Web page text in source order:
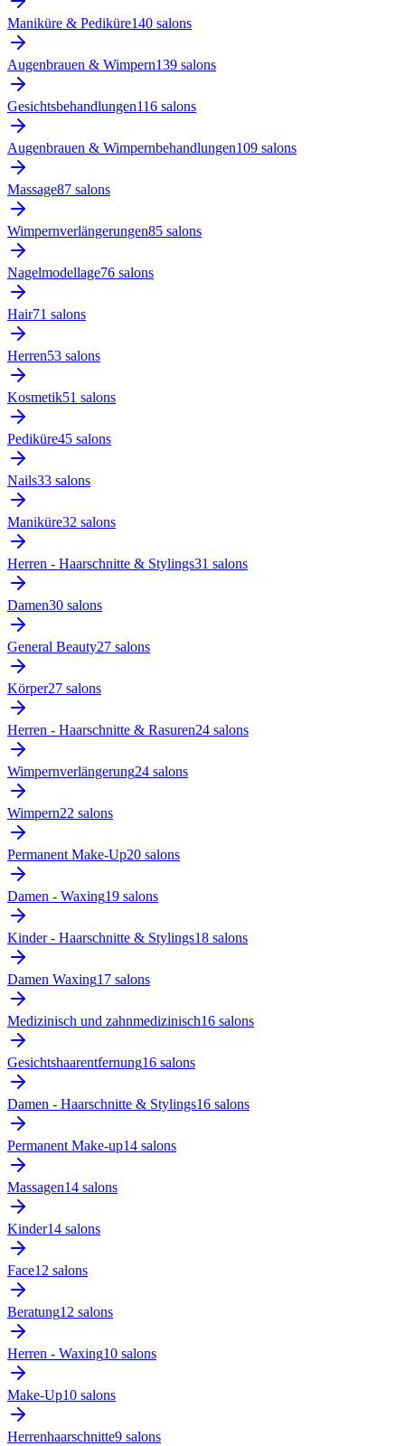
Maniküre & Pediküre140 salons
Augenbrauen & Wimpern139 salons
Gesichtsbehandlungen116 salons
Augenbrauen & Wimpernbehandlungen109 salons
Massage87 salons
Wimpernverlängerungen85 salons
Nagelmodellage76 salons
Hair71 salons
Herren53 salons
Kosmetik51 salons
Pediküre45 salons
Nails33 salons
Maniküre32 salons
Herren - Haarschnitte & Stylings31 salons
Damen30 salons
General Beauty27 salons
Körper27 salons
Herren - Haarschnitte & Rasuren24 salons
Wimpernverlängerung24 salons
Wimpern22 salons
Permanent Make-Up20 salons
Damen - Waxing19 salons
Kinder - Haarschnitte & Stylings18 salons
Damen Waxing17 salons
Medizinisch und zahnmedizinisch16 salons
Gesichtshaarentfernung16 salons
Damen - Haarschnitte & Stylings16 salons
Permanent Make-up14 salons
Massagen14 salons
Kinder14 salons
Face12 salons
Beratung12 salons
Herren - Waxing10 salons
Make-Up10 salons
Herrenhaarschnitte9 salons